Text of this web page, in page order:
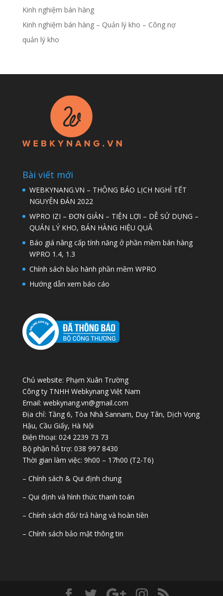
Kinh nghiệm bán hàng
Kinh nghiệm bán hàng – Quản lý kho – Công nợ
quản lý kho
Bài viết mới
WEBKYNANG.VN – THÔNG BÁO LỊCH NGHỈ TẾT
NGUYÊN ĐÁN 2022
WPRO IZI – ĐƠN GIẢN – TIỆN LỢI – DỄ SỬ DỤNG –
QUẢN LÝ KHO, BÁN HÀNG HIỆU QUẢ
Báo giá nâng cấp tính năng ở phần mềm bán hàng
WPRO 1.4, 1.3
Chính sách bảo hành phần mềm WPRO
Hướng dẫn xem báo cáo
Chủ website: Phạm Xuân Trường
Công ty TNHH Webkynang Việt Nam
Email: webkynang.vn@gmail.com
Địa chỉ: Tầng 6, Tòa Nhà Sannam, Duy Tân, Dịch Vọng
Hậu, Cầu Giấy, Hà Nội
Điện thoại: 024 2239 73 73
Bộ phận hỗ trợ: 038 997 8430
Thời gian làm việc: 9h00 – 17h00 (T2-T6)
– Chính sách & Qui định chung
– Qui định và hình thức thanh toán
– Chính sách đổi/ trả hàng và hoàn tiền
– Chính sách bảo mật thông tin